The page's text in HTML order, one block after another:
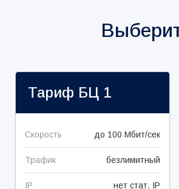
Тариф БЦ 1
Скорость до 100 Мбит/сек
Трафик безлимитный
IP нет стат. IP